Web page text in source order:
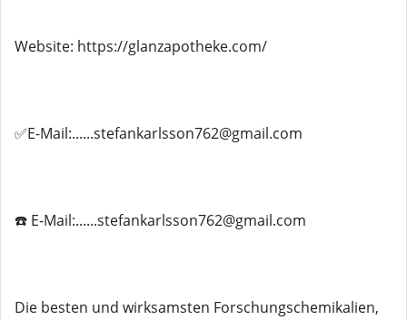
Website: https://glanzapotheke.com/
✅E-Mail:......stefankarlsson762@gmail.com
☎️ E-Mail:......stefankarlsson762@gmail.com
Die besten und wirksamsten Forschungschemikalien,